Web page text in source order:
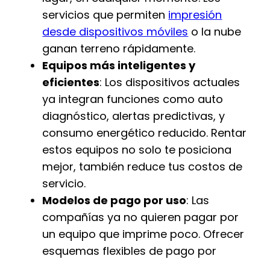
servicios que permiten impresión
desde dispositivos móviles o la nube
ganan terreno rápidamente.
Equipos más inteligentes y
eficientes: Los dispositivos actuales
ya integran funciones como auto
diagnóstico, alertas predictivas, y
consumo energético reducido. Rentar
estos equipos no solo te posiciona
mejor, también reduce tus costos de
servicio.
Modelos de pago por uso: Las
compañías ya no quieren pagar por
un equipo que imprime poco. Ofrecer
esquemas flexibles de pago por